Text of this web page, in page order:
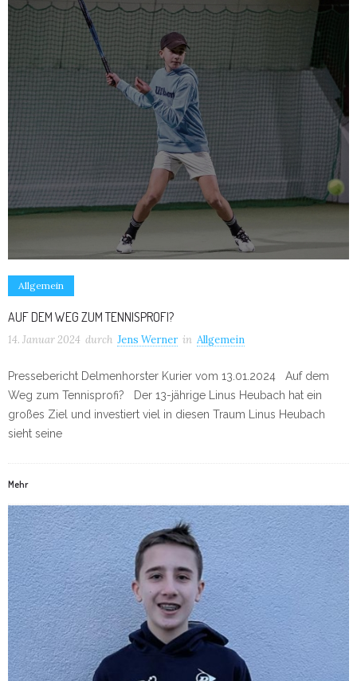
Allgemein
AUF DEM WEG ZUM TENNISPROFI?
14. Januar 2024 durch Jens Werner in Allgemein
Pressebericht Delmenhorster Kurier vom 13.01.2024 Auf dem
Weg zum Tennisprofi? Der 13-jährige Linus Heubach hat ein
großes Ziel und investiert viel in diesen Traum Linus Heubach
sieht seine
Mehr